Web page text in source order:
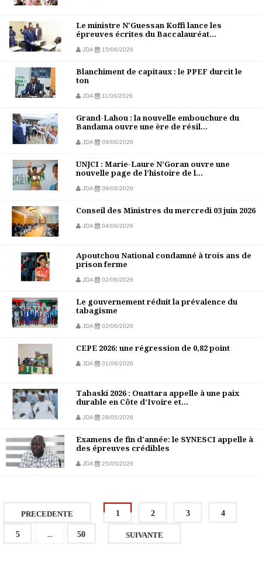
Le ministre N'Guessan Koffi lance les
épreuves écrites du Baccalauréat...
JDA 15/06/2026
Blanchiment de capitaux : le PPEF durcit le
ton
JDA 11/06/2026
Grand-Lahou : la nouvelle embouchure du
Bandama ouvre une ère de résil...
JDA 09/06/2026
UNJCI : Marie-Laure N’Goran ouvre une
nouvelle page de l’histoire de l...
JDA 09/06/2026
Conseil des Ministres du mercredi 03 juin 2026
JDA 04/06/2026
Apoutchou National condamné à trois ans de
prison ferme
JDA 02/06/2026
Le gouvernement réduit la prévalence du
tabagisme
JDA 02/06/2026
CEPE 2026: une régression de 0,82 point
JDA 01/06/2026
Tabaski 2026 : Ouattara appelle à une paix
durable en Côte d’Ivoire et...
JDA 28/05/2026
Examens de fin d'année: le SYNESCI appelle à
des épreuves crédibles
JDA 25/05/2026
PRECEDENTE 1 2 3 4
5 ... 50 SUIVANTE